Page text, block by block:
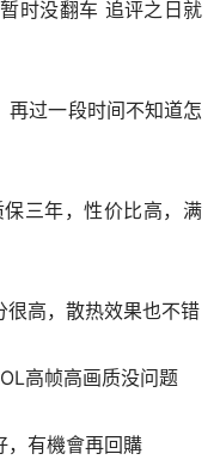
时没翻车 追评之日就
再过一段时间不知道怎
三年，性价比高，满
很高，散热效果也不错
高帧高画质没问题
，有機會再回購